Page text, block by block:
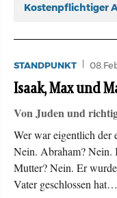
Kostenpflichtiger
STANDPUNKT
Isaak, Max und
Von Juden und
Wer war eigentlich der
Nein. Abraham? Nein.
Mutter? Nein. Er
Vater geschlossen hat…